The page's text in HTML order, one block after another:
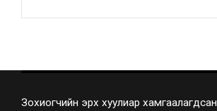
Зохиогчийн эрх хуулиар хамгаалагдсан